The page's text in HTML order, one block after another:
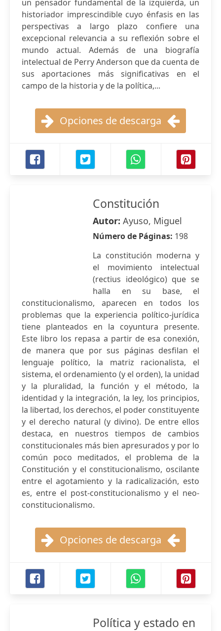
un pensador fundamental de la izquierda, un
historiador imprescindible cuyo énfasis en las
perspectivas a largo plazo confiere una
excepcional relevancia a su reflexión sobre el
mundo actual. Además de una biografía
intelectual de Perry Anderson que da cuenta de
sus aportaciones más significativas en el
campo de la historia y de la política,...
Opciones de descarga
Constitución
Autor: Ayuso, Miguel
Número de Páginas: 198
La constitución moderna y
el movimiento intelectual
(rectius ideológico) que se
halla en su base, el
constitucionalismo, aparecen en todos los
problemas que la experiencia político-jurídica
tiene planteados en la coyuntura presente.
Este libro los repasa a partir de esa conexión,
de manera que por sus páginas desfilan el
lenguaje político, la matriz racionalista, el
sistema, el ordenamiento (y el orden), la unidad
y la pluralidad, la función y el método, la
identidad y la integración, la ley, los principios,
la libertad, los derechos, el poder constituyente
y el derecho natural (y divino). De entre ellos
destaca, en nuestros tiempos de cambios
constitucionales más bien apresurados y por lo
común poco meditados, el problema de la
Constitución y el constitucionalismo, oscilante
entre el agotamiento y la radicalización, esto
es, entre el post-constitucionalismo y el neo-
constitucionalismo.
Opciones de descarga
Política y estado en